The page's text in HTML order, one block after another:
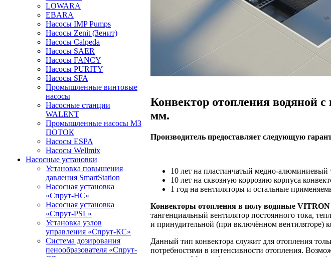
LOWARA
EBARA
Насосы IMP Pumps
Насосы Zenit (Зенит)
Насосы Calpeda
Насосы SAER
Насосы FANCY
Насосы PURITY
Насосы SFA
Промышленные винтовые
насосы
Насосные станции
WALENT
Промышленные насосы МЗ
ПОТОК
Насосы ESPA
Насосы Wellmix
Насосные установки
Установка повышения
давления SmartStation
Насосная установка
«Спрут-НС»
Насосная установка
«Спрут-PSL»
Установка узлов
управления «Спрут-КС»
Система дозирования
пенообразователя «Спрут-
Конвектор отопления водяной
мм.
Производитель предоставляет следующую
10 лет на пластинчатый медно-алюминиевый
10 лет на сквозную коррозию корпуса
1 год на вентиляторы и остальные
Конвекторы отопления в полу водяные
тангенциальный вентилятор постоянного тока,
и принудительной (при включённом вентиляторе)
Данный тип конвектора служит для отопления
потребностями в интенсивности отопления.